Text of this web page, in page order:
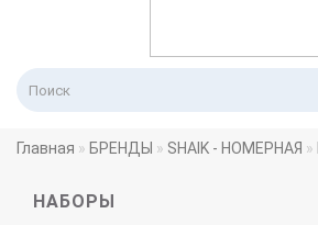
Главная БРЕНДЫ SHAIK - НОМЕРНАЯ
НАБОРЫ